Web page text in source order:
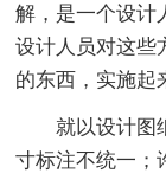
解，是一个设计
设计人员对这些
的东西，实施起
就以设计图纸
寸标注不统一；